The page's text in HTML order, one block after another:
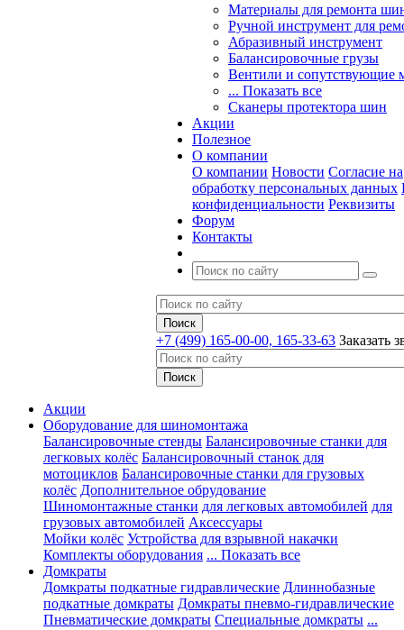
Материалы для ремонта
Ручной инструмент для
Абразивный инструмент
Балансировочные грузы
Вентили и сопутствующие
... Показать все
Сканеры протектора шин
Акции
Полезное
О компании
О компании Новости Согласие на
обработку персональных данных
конфиденциальности Реквизиты
Форум
Контакты
+7 (499) 165-00-00, 165-33-63 Заказать
Акции
Оборудование для шиномонтажа
Балансировочные стенды Балансировочные станки для
легковых колёс Балансировочный станок для
мотоциклов Балансировочные станки для грузовых
колёс Дополнительное обрудование
Шиномонтажные станки для легковых автомобилей для
грузовых автомобилей Аксессуары
Мойки колёс Устройства для взрывной накачки
Комплекты оборудования ... Показать все
Домкраты
Домкраты подкатные гидравлические Длиннобазные
подкатные домкраты Домкраты пневмо-гидравлические
Пневматические домкраты Специальные домкраты ...